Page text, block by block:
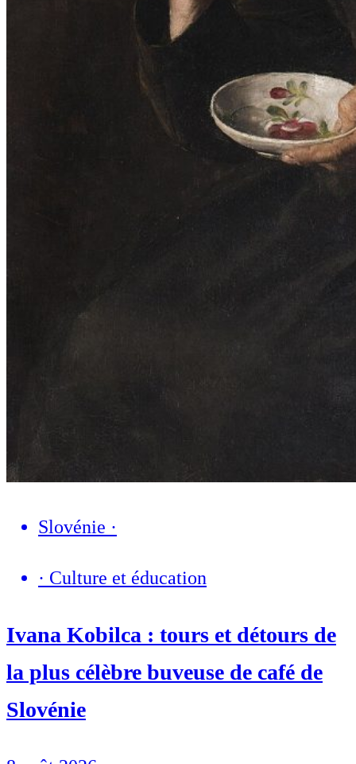
Slovénie ·
· Culture et éducation
Ivana Kobilca : tours et détours de
la plus célèbre buveuse de café de
Slovénie